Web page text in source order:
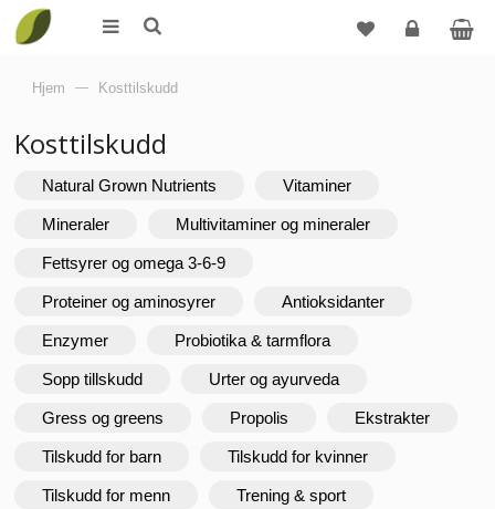
Hjem — Kosttilskudd
Kosttilskudd
Natural Grown Nutrients Vitaminer
Mineraler Multivitaminer og mineraler
Fettsyrer og omega 3-6-9
Proteiner og aminosyrer Antioksidanter
Enzymer Probiotika & tarmflora
Sopp tillskudd Urter og ayurveda
Gress og greens Propolis Ekstrakter
Tilskudd for barn Tilskudd for kvinner
Tilskudd for menn Trening & sport